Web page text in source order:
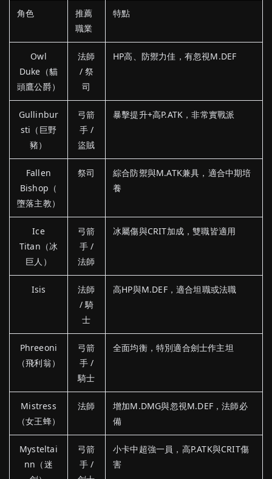
角色
推薦
職業
特點
Owl
Duke（貓
頭鷹公爵）
法師
/ 祭
司
HP高、防禦力佳，有忽視M.DEF
Gullinbur
sti（巨野
豬）
弓箭
手 /
盜賊
暴擊提升+高P.ATK，非常實戰派
Fallen
Bishop（
墮落主教）
祭司
綜合防禦與M.ATK兼具，適合中期培
養
Ice
Titan（冰
巨人）
弓箭
手 /
法師
冰屬傷與CRIT加成，雙職皆適用
Isis
法師
/ 騎
士
高HP與M.DEF，適合坦職或法職
Phreeoni
（飛利翁）
弓箭
手 /
騎士
全面均衡，特別適合劍士作主坦
Mistress
（女王蜂）
法師
增加M.DMG與忽視M.DEF，法師必
備
Mysteltai
nn（迷
弓箭
手 /
小卡中超強一員，高P.ATK與CRIT傷
害